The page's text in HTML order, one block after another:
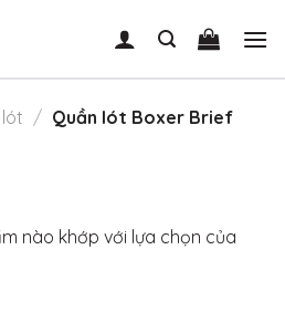
/ Quần lót Boxer Brief
nào khớp với lựa chọn của